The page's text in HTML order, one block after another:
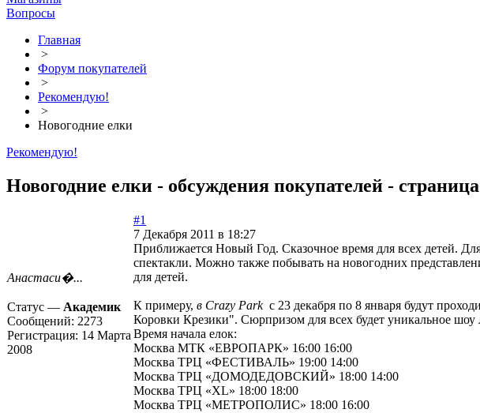
Вопросы
Главная
>
Форум покупателей
>
Рекомендую!
>
Новогодние елки
Рекомендую!
Новогодние елки - обсуждения покупателей -
Анастаси�...
Статус — Академик
Сообщений: 2273
Регистрация: 14 Марта
2008
#1
7 Декабря 2011 в 18:27
Приближается Новый Год. Сказочное время для всех детей.
спектакли. Можно также побывать на новогодних
для детей.
К примеру, в Crazy Parkс 23 декабря по 8 января будут
Коровки Крезики". Сюрпризом для всех будет уникальное
Время начала елок:
Москва МТК «ЕВРОПАРК» 16:00 16:00
Москва ТРЦ «ФЕСТИВАЛЬ» 19:00 14:00
Москва ТРЦ «ДОМОДЕДОВСКИЙ» 18:00 14:00
Москва ТРЦ «XL» 18:00 18:00
Москва ТРЦ «МЕТРОПОЛИС» 18:00 16:00